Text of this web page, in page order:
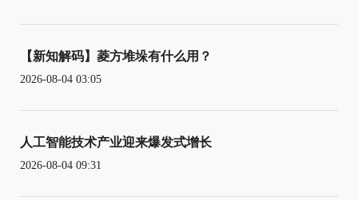
【新知解码】菱方堆垛有什么用？
2026-08-04 03:05
人工智能技术产业迎来爆发式增长
2026-08-04 09:31